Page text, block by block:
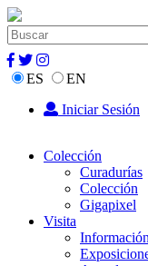
ES
EN
Iniciar Sesión
Colección
Curadurías
Colección
Gigapixel
Visita